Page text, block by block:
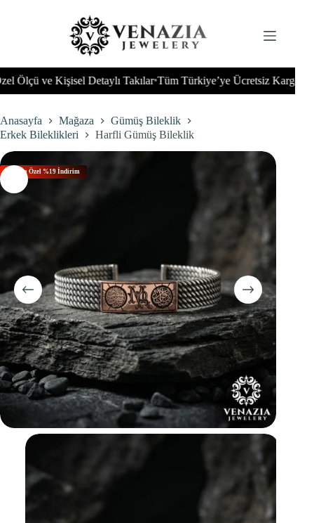
ve Kişisel Detaylı Takılar•Tüm Türkiye’ye Ücretsiz Kargo•Tüm
Anasayfa Mağaza
Gümüş Bileklik
Erkek Bileklikleri
Harfli Gümüş Bileklik
Bu Aya Özel %19 İndirim